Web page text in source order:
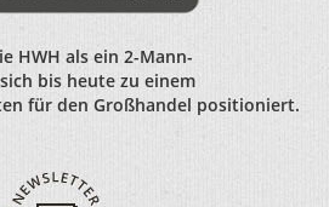
HWH als ein 2-Mann-
bis heute zu einem
für den Großhandel positioniert.